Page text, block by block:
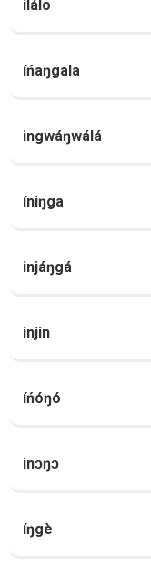
ilálo
íńaŋgala
ingwáŋwálá
íniŋga
injáŋgá
injin
íńóŋó
inɔŋɔ
íŋgè